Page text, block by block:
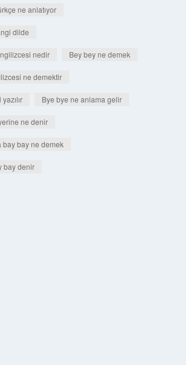
ne anlatıyor
dilde
nedir Bey bey ne demek
ne demektir
Bye bye ne anlama gelir
ne denir
bay bay ne demek
bay denir